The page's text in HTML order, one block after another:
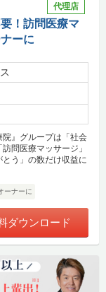
代理店
！訪問医療マ
ーに
』グループは「社会
問医療マッサージ」
う」の数だけ収益に
ーナーに
ダウンロード